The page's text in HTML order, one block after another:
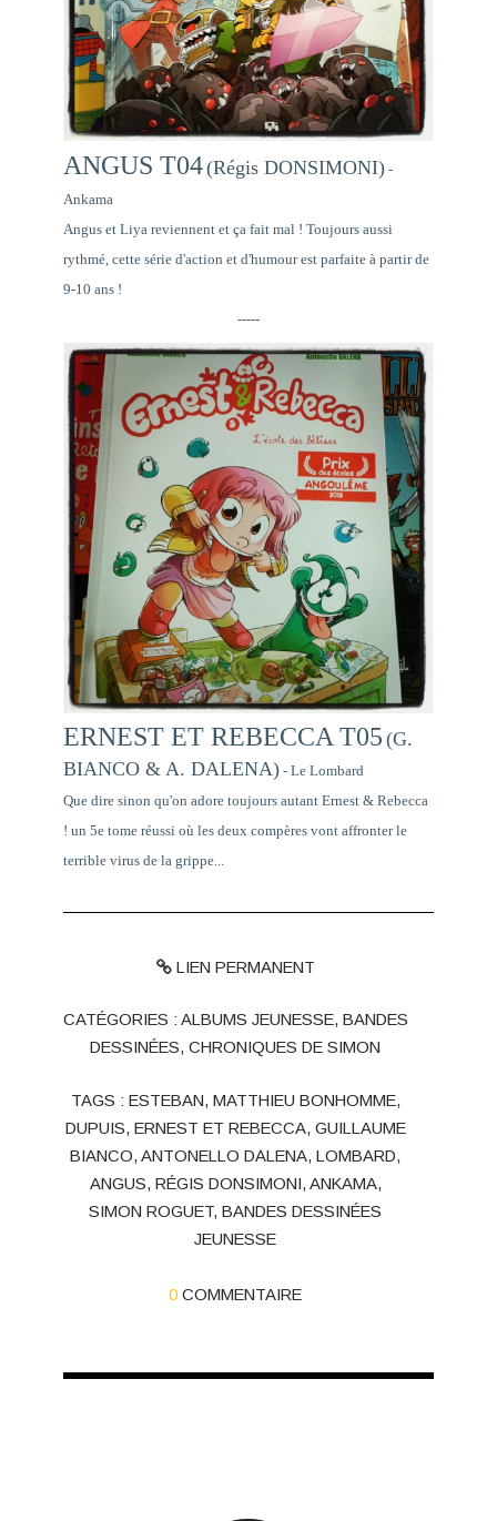
ANGUS T04(Régis DONSIMONI)-
Ankama
Angus et Liya reviennent et ça fait mal ! Toujours aussi
rythmé, cette série d'action et d'humour est parfaite à partir de
9-10 ans !
-----
ERNEST ET REBECCA T05 (G.
BIANCO & A. DALENA)- Le Lombard
Que dire sinon qu'on adore toujours autant Ernest & Rebecca
! un 5e tome réussi où les deux compères vont affronter le
terrible virus de la grippe...
LIEN PERMANENT
CATÉGORIES : ALBUMS JEUNESSE, BANDES
DESSINÉES,CHRONIQUES DE SIMON
TAGS : ESTEBAN, MATTHIEU BONHOMME,
DUPUIS, ERNEST ET REBECCA, GUILLAUME
BIANCO,ANTONELLO DALENA,LOMBARD,
ANGUS, RÉGIS DONSIMONI, ANKAMA,
SIMON ROGUET,BANDES DESSINÉES
JEUNESSE
0 COMMENTAIRE